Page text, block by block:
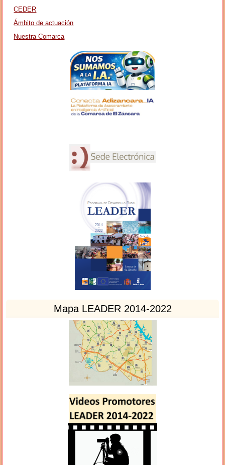
CEDER
Ámbito de actuación
Nuestra Comarca
Mapa LEADER 2014-2022